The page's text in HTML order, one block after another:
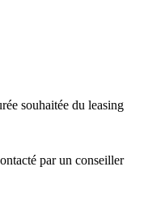
souhaitée du leasing
par un conseiller